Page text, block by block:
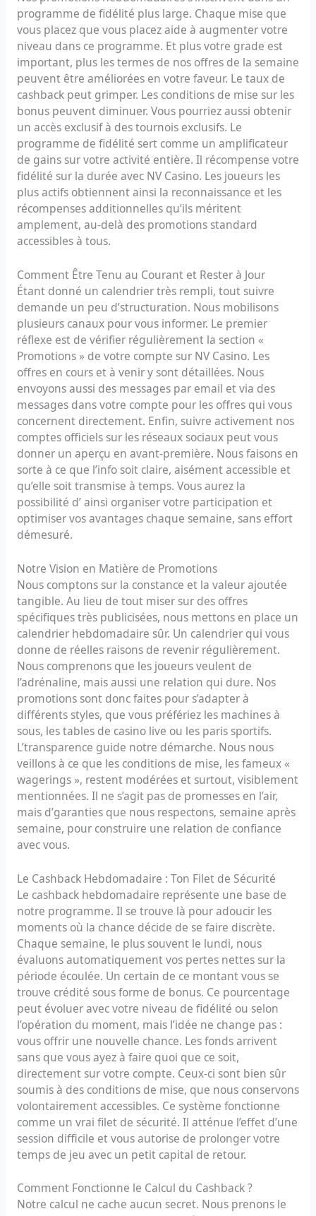
programme de fidélité plus large. Chaque mise que
vous placez que vous placez aide à augmenter votre
niveau dans ce programme. Et plus votre grade est
important, plus les termes de nos offres de la semaine
peuvent être améliorées en votre faveur. Le taux de
cashback peut grimper. Les conditions de mise sur les
bonus peuvent diminuer. Vous pourriez aussi obtenir
un accès exclusif à des tournois exclusifs. Le
programme de fidélité sert comme un amplificateur
de gains sur votre activité entière. Il récompense votre
fidélité sur la durée avec NV Casino. Les joueurs les
plus actifs obtiennent ainsi la reconnaissance et les
récompenses additionnelles qu’ils méritent
amplement, au-delà des promotions standard
accessibles à tous.
Comment Être Tenu au Courant et Rester à Jour
Étant donné un calendrier très rempli, tout suivre
demande un peu d’structuration. Nous mobilisons
plusieurs canaux pour vous informer. Le premier
réflexe est de vérifier régulièrement la section «
Promotions » de votre compte sur NV Casino. Les
offres en cours et à venir y sont détaillées. Nous
envoyons aussi des messages par email et via des
messages dans votre compte pour les offres qui vous
concernent directement. Enfin, suivre activement nos
comptes officiels sur les réseaux sociaux peut vous
donner un aperçu en avant-première. Nous faisons en
sorte à ce que l’info soit claire, aisément accessible et
qu’elle soit transmise à temps. Vous aurez la
possibilité d’ ainsi organiser votre participation et
optimiser vos avantages chaque semaine, sans effort
démesuré.
Notre Vision en Matière de Promotions
Nous comptons sur la constance et la valeur ajoutée
tangible. Au lieu de tout miser sur des offres
spécifiques très publicisées, nous mettons en place un
calendrier hebdomadaire sûr. Un calendrier qui vous
donne de réelles raisons de revenir régulièrement.
Nous comprenons que les joueurs veulent de
l’adrénaline, mais aussi une relation qui dure. Nos
promotions sont donc faites pour s’adapter à
différents styles, que vous préfériez les machines à
sous, les tables de casino live ou les paris sportifs.
L’transparence guide notre démarche. Nous nous
veillons à ce que les conditions de mise, les fameux «
wagerings », restent modérées et surtout, visiblement
mentionnées. Il ne s’agit pas de promesses en l’air,
mais d’garanties que nous respectons, semaine après
semaine, pour construire une relation de confiance
avec vous.
Le Cashback Hebdomadaire : Ton Filet de Sécurité
Le cashback hebdomadaire représente une base de
notre programme. Il se trouve là pour adoucir les
moments où la chance décide de se faire discrète.
Chaque semaine, le plus souvent le lundi, nous
évaluons automatiquement vos pertes nettes sur la
période écoulée. Un certain de ce montant vous se
trouve crédité sous forme de bonus. Ce pourcentage
peut évoluer avec votre niveau de fidélité ou selon
l’opération du moment, mais l’idée ne change pas :
vous offrir une nouvelle chance. Les fonds arrivent
sans que vous ayez à faire quoi que ce soit,
directement sur votre compte. Ceux-ci sont bien sûr
soumis à des conditions de mise, que nous conservons
volontairement accessibles. Ce système fonctionne
comme un vrai filet de sécurité. Il atténue l’effet d’une
session difficile et vous autorise de prolonger votre
temps de jeu avec un petit capital de retour.
Comment Fonctionne le Calcul du Cashback ?
Notre calcul ne cache aucun secret. Nous prenons le